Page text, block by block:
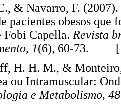
& Navarro, F.
pacientes obesos
Fobi Capella. Revista
1(6), 60-73.
H. H. M., &
ou Intramuscular:
e Metabolismo, 48